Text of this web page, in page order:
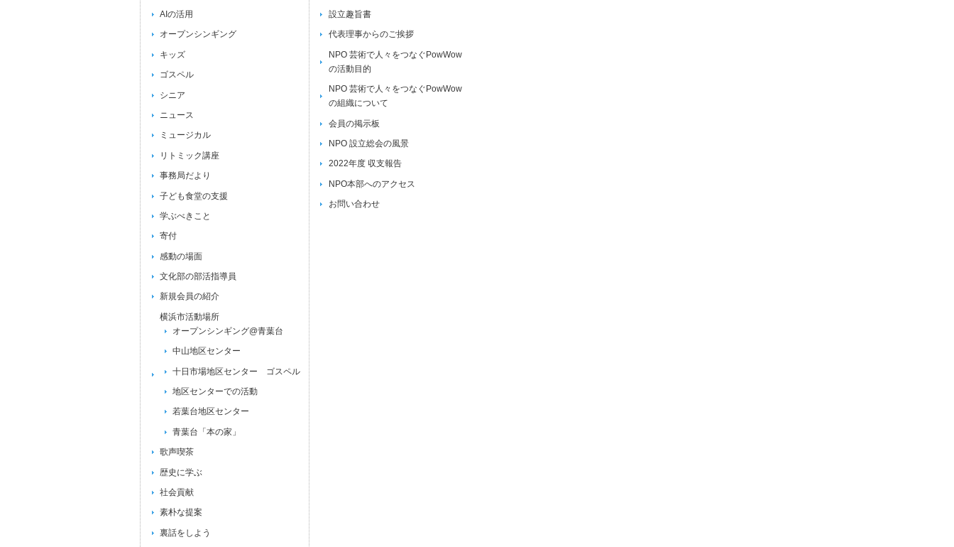
AIの活用
オープンシンギング
キッズ
ゴスペル
シニア
ニュース
ミュージカル
リトミック講座
事務局だより
子ども食堂の支援
学ぶべきこと
寄付
感動の場面
文化部の部活指導員
新規会員の紹介
横浜市活動場所
オープンシンギング@青葉台
中山地区センター
十日市場地区センター ゴスペル
地区センターでの活動
若葉台地区センター
青葉台「本の家」
歌声喫茶
歴史に学ぶ
社会貢献
素朴な提案
裏話をしよう
設立趣旨書
代表理事からのご挨拶
NPO 芸術で人々をつなぐPowWow
の活動目的
NPO 芸術で人々をつなぐPowWow
の組織について
会員の掲示板
NPO 設立総会の風景
2022年度 収支報告
NPO本部へのアクセス
お問い合わせ